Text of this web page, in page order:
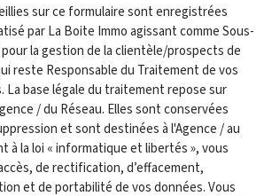
sur ce formulaire sont enregistrées
par La Boite Immo agissant comme Sous-
la gestion de la clientèle/prospects de
reste Responsable du Traitement de vos
La base légale du traitement repose sur
/ du Réseau. Elles sont conservées
et sont destinées à l'Agence / au
à la loi « informatique et libertés », vous
de rectification, d’effacement,
et de portabilité de vos données. Vous